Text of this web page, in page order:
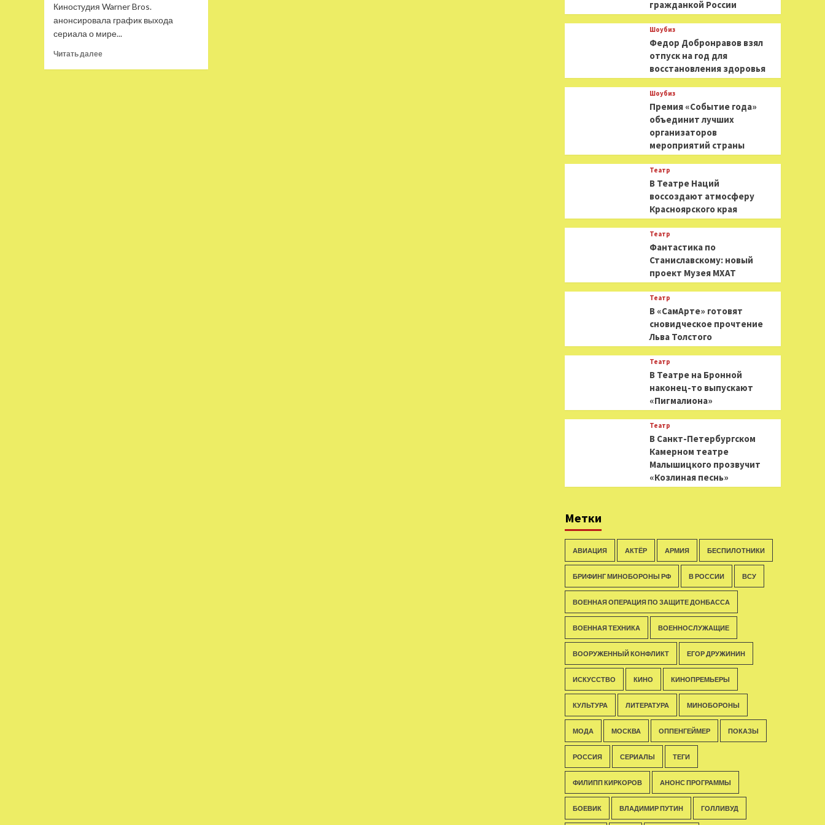
Киностудия Warner Bros.
анонсировала график выхода
сериала о мире...
Читать далееПрочитать
гражданкой России
Шоубиз
Федор Добронравов взял
отпуск на год для
восстановления здоровья
Шоубиз
Премия «Событие года»
объединит лучших
организаторов
мероприятий страны
Театр
В Театре Наций
воссоздают атмосферу
Красноярского края
Театр
Фантастика по
Станиславскому: новый
проект Музея МХАТ
Театр
В «СамАрте» готовят
сновидческое прочтение
Льва Толстого
Театр
В Театре на Бронной
наконец-то выпускают
«Пигмалиона»
Театр
В Санкт-Петербургском
Камерном театре
Малышицкого прозвучит
«Козлиная песнь»
Метки
АВИАЦИЯ АКТЁР АРМИЯ БЕСПИЛОТНИКИ
БРИФИНГ МИНОБОРОНЫ РФ В РОССИИ ВСУ
ВОЕННАЯ ОПЕРАЦИЯ ПО ЗАЩИТЕ ДОНБАССА
ВОЕННАЯ ТЕХНИКА ВОЕННОСЛУЖАЩИЕ
ВООРУЖЕННЫЙ КОНФЛИКТ ЕГОР ДРУЖИНИН
ИСКУССТВО КИНО КИНОПРЕМЬЕРЫ
КУЛЬТУРА ЛИТЕРАТУРА МИНОБОРОНЫ
МОДА МОСКВА ОППЕНГЕЙМЕР ПОКАЗЫ
РОССИЯ СЕРИАЛЫ ТЕГИ
ФИЛИПП КИРКОРОВ АНОНС ПРОГРАММЫ
БОЕВИК ВЛАДИМИР ПУТИН ГОЛЛИВУД